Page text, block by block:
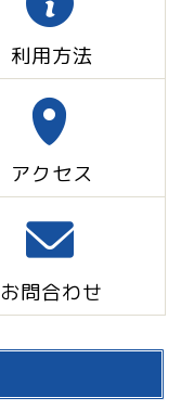
利用方法
アクセス
お問合わせ